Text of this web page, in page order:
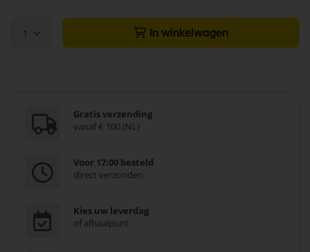
1 In winkelwagen
Gratis verzending
vanaf € 100 (NL)
Voor 17:00 besteld
direct verzonden
Kies uw leverdag
of afhaalpunt